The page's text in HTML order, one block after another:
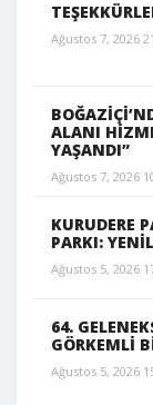
Ağustos 7, 2026
ALANI
YAŞANDI”
Ağustos 7, 2026
KURUDERE
PARKI:
Ağustos 5, 2026
64.
GÖRKEMLİ
Ağustos 5, 2026